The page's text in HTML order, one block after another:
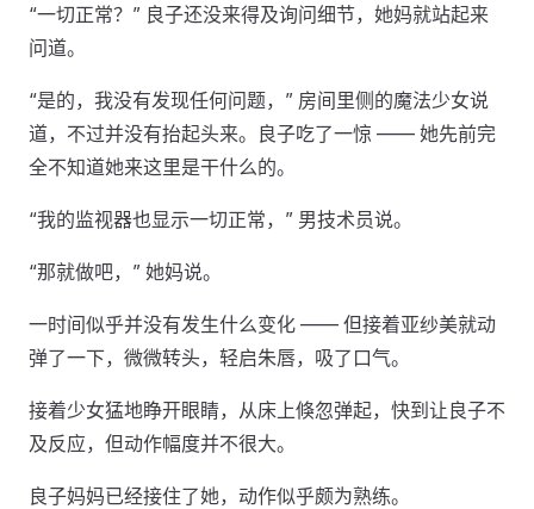
“一切正常？” 良子还没来得及询问细节，她妈就站起来
问道。
“是的，我没有发现任何问题，” 房间里侧的魔法少女说
道，不过并没有抬起头来。良子吃了一惊 —— 她先前完
全不知道她来这里是干什么的。
“我的监视器也显示一切正常，” 男技术员说。
“那就做吧，” 她妈说。
一时间似乎并没有发生什么变化 —— 但接着亚纱美就动
弹了一下，微微转头，轻启朱唇，吸了口气。
接着少女猛地睁开眼睛，从床上倏忽弹起，快到让良子不
及反应，但动作幅度并不很大。
良子妈妈已经接住了她，动作似乎颇为熟练。